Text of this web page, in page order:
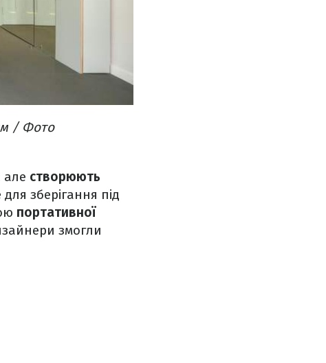
/ Фото
але створюють
зберігання під
портативної
змогли